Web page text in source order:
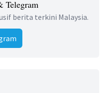
Telegram
berita terkini Malaysia.